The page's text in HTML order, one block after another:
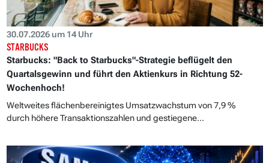
30.07.2026 um 14 Uhr
STARBUCKS
Starbucks: "Back to Starbucks"-Strategie beflügelt den
Quartalsgewinn und führt den Aktienkurs in Richtung 52-
Wochenhoch!
Weltweites flächenbereinigtes Umsatzwachstum von 7,9 %
durch höhere Transaktionszahlen und gestiegene...